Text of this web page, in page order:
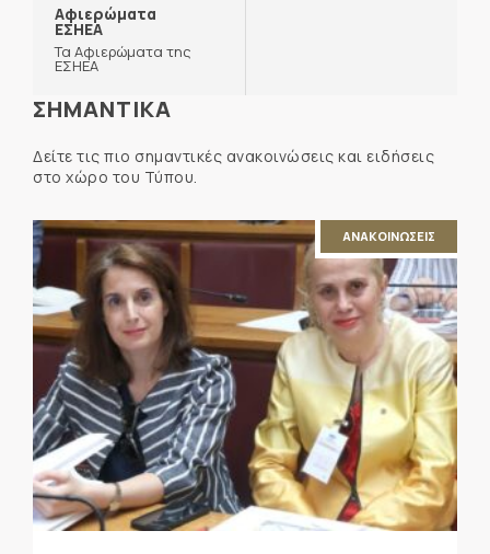
Αφιερώματα
ΕΣΗΕΑ
Τα Αφιερώματα της
ΕΣΗΕΑ
ΣΗΜΑΝΤΙΚΑ
Δείτε τις πιο σημαντικές ανακοινώσεις και ειδήσεις
στο χώρο του Τύπου.
ΑΝΑΚΟΙΝΩΣΕΙΣ